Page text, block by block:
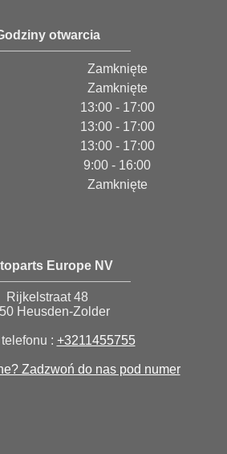
otwarcia
Zamknięte
Zamknięte
13:00 - 17:00
13:00 - 17:00
13:00 - 17:00
9:00 - 16:00
Zamknięte
Europe NV
Rijkelstraat 48
Heusden-Zolder
: +3211455755
Zadzwoń do nas pod numer